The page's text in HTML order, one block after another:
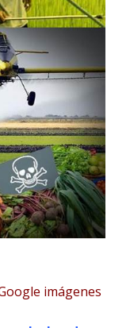
imágenes